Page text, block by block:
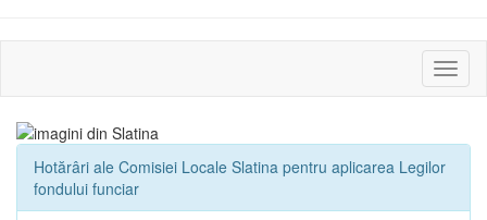
sau
Hotărâri ale Comisiei Locale Slatina pentru aplicarea Legilor
fondului funciar